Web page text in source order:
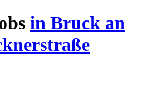
in Bruck an